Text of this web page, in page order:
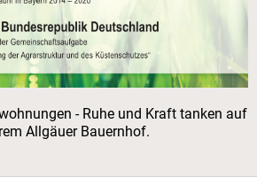
- Ruhe und Kraft tanken auf
Allgäuer Bauernhof.